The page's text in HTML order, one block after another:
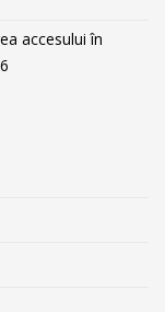
accesului în